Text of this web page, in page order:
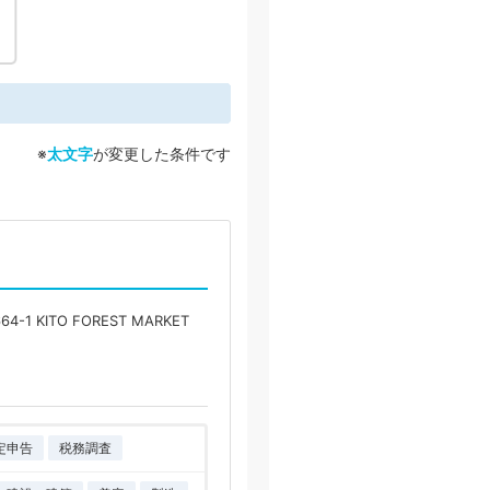
※太文字が変更した条件です
1 KITO FOREST MARKET
申告 税務調査